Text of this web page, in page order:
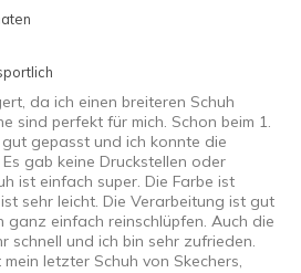
genau
da ich einen breiteren Schuh
sind perfekt für mich. Schon beim 1.
gepasst und ich konnte die
gab keine Druckstellen oder
ist einfach super. Die Farbe ist
sehr leicht. Die Verarbeitung ist gut
ganz einfach reinschlüpfen. Auch die
schnell und ich bin sehr zufrieden.
letzter Schuh von Skechers,